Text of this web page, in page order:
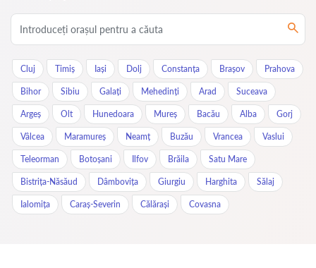
Cluj Timiș Iași Dolj Constanța Brașov Prahova
Bihor Sibiu Galați Mehedinți Arad Suceava
Argeș Olt Hunedoara Mureș Bacău Alba Gorj
Vâlcea Maramureș Neamț Buzău Vrancea Vaslui
Teleorman Botoșani Ilfov Brăila Satu Mare
Bistrița-Năsăud Dâmbovița Giurgiu Harghita Sălaj
Ialomița Caraș-Severin Călărași Covasna